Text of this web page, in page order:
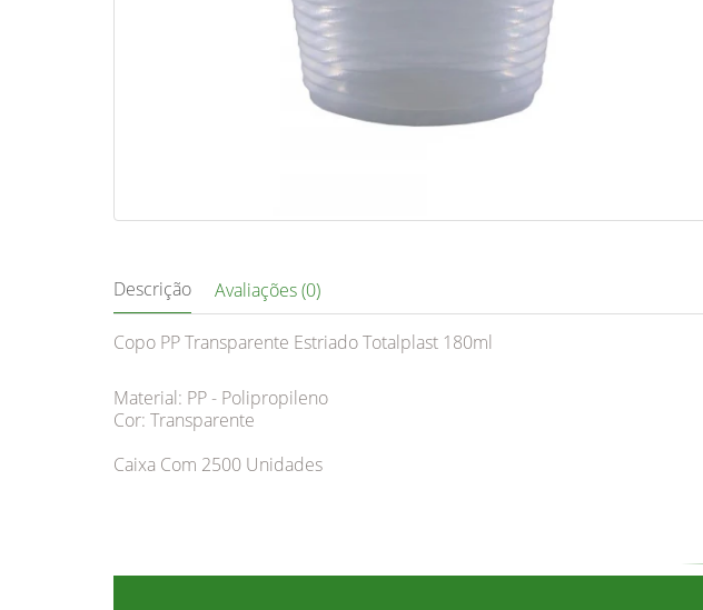
Descrição Avaliações (0)
Copo PP Transparente Estriado Totalplast 180ml
Material: PP - Polipropileno
Cor: Transparente
Caixa Com 2500 Unidades